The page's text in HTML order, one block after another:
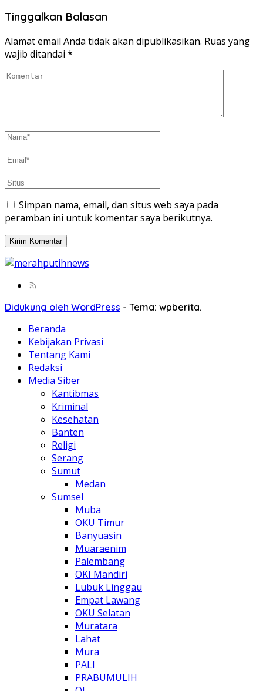
Tinggalkan Balasan
Alamat email Anda tidak akan dipublikasikan. Ruas yang
wajib ditandai *
Simpan nama, email, dan situs web saya pada
peramban ini untuk komentar saya berikutnya.
Didukung oleh WordPress - Tema: wpberita.
Beranda
Kebijakan Privasi
Tentang Kami
Redaksi
Media Siber
Kantibmas
Kriminal
Kesehatan
Banten
Religi
Serang
Sumut
Medan
Sumsel
Muba
OKU Timur
Banyuasin
Muaraenim
Palembang
OKI Mandiri
Lubuk Linggau
Empat Lawang
OKU Selatan
Muratara
Lahat
Mura
PALI
PRABUMULIH